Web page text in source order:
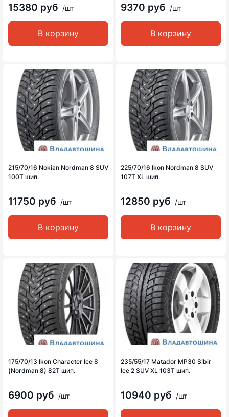
15380 руб /шт
В корзину
9370 руб /шт
В корзину
215/70/16 Nokian Nordman 8 SUV
100T шип.
11750 руб /шт
В корзину
225/70/16 Ikon Nordman 8 SUV
107T XL шип.
12850 руб /шт
В корзину
175/70/13 Ikon Character Ice 8
(Nordman 8) 82T шип.
6900 руб /шт
235/55/17 Matador MP30 Sibir
Ice 2 SUV XL 103T шип.
10940 руб /шт